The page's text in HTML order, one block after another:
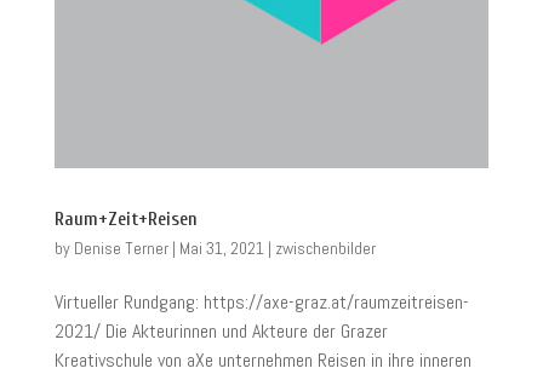
Raum+Zeit+Reisen
by Denise Terner| Mai 31, 2021| zwischenbilder
Virtueller Rundgang: https://axe-graz.at/raumzeitreisen-
2021/ Die Akteurinnen und Akteure der Grazer
Kreativschule von aXe unternehmen Reisen in ihre inneren